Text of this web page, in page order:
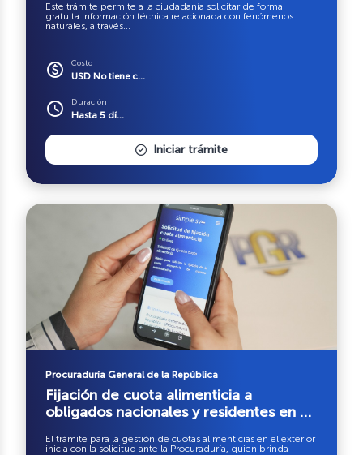
Este trámite permite a la ciudadanía solicitar de forma
gratuita información técnica relacionada con fenómenos
naturales, a través...
paid Costo
USD No tiene c...
schedule Duración
Hasta 5 dí...
Iniciar trámite
Procuraduría General de la República
Fijación de cuota alimenticia a
obligados nacionales y residentes en el
El trámite para la gestión de cuotas alimenticias en el exterior
inicia con la solicitud ante la Procuraduría, quien brinda